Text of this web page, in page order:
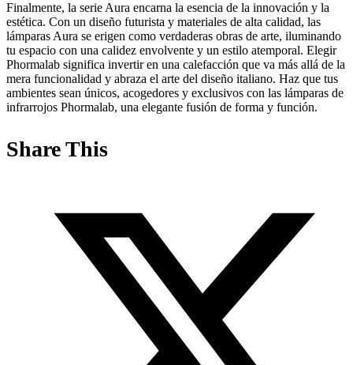
Finalmente, la serie Aura encarna la esencia de la innovación y la
estética. Con un diseño futurista y materiales de alta calidad, las
lámparas Aura se erigen como verdaderas obras de arte, iluminando
tu espacio con una calidez envolvente y un estilo atemporal. Elegir
Phormalab significa invertir en una calefacción que va más allá de la
mera funcionalidad y abraza el arte del diseño italiano. Haz que tus
ambientes sean únicos, acogedores y exclusivos con las lámparas de
infrarrojos Phormalab, una elegante fusión de forma y función.
Share This